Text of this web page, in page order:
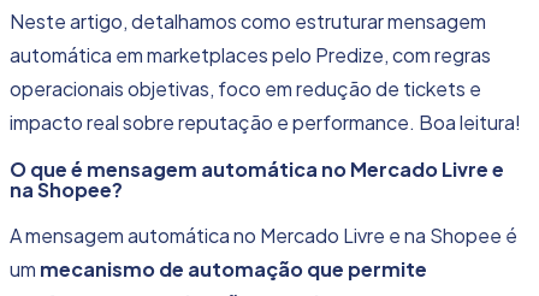
Neste artigo, detalhamos como estruturar mensagem
automática em marketplaces pelo Predize, com regras
operacionais objetivas, foco em redução de tickets e
impacto real sobre reputação e performance. Boa leitura!
O que é mensagem automática no Mercado Livre e
na Shopee?
A mensagem automática no Mercado Livre e na Shopee é
um mecanismo de automação que permite